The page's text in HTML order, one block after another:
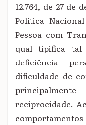
12.764, de 27 de
Política
Pessoa com
qual tipifica tal
deficiência
dificuldade de
reciprocidade.